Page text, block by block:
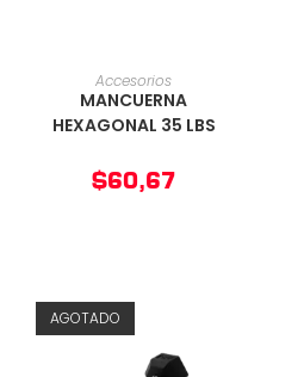
AÑADIR AL CARRITO
Accesorios
MANCUERNA
HEXAGONAL 35 LBS
$60,67
AGOTADO